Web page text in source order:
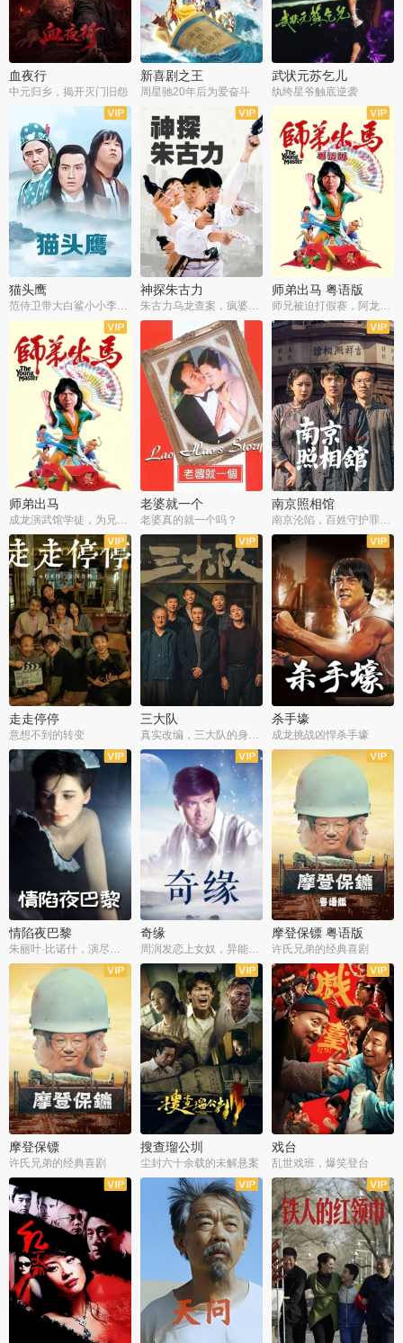
血夜行
中元归乡，揭开灭门旧怨
新喜剧之王
周星驰20年后为爱奋斗
武状元苏乞儿
纨绔星爷触底逆袭
猫头鹰
范侍卫带大白鲨小小李破案寻妃
神探朱古力
朱古力乌龙查案，疯婆子神助攻
师弟出马 粤语版
师兄被迫打假赛，阿龙追查斗黑帮
师弟出马
成龙演武馆学徒，为兄搏命战黑道
老婆就一个
老婆真的就一个吗？
南京照相馆
南京沦陷，百姓守护罪证底片
走走停停
意想不到的转变
三大队 杀手壕
成龙挑战凶悍杀手壕
情陷夜巴黎
朱丽叶·比诺什，演尽失爱之痛
奇缘
周润发恋上女奴，异能护体战邪派
摩登保镖 粤语版
许氏兄弟的经典喜剧
摩登保镖
许氏兄弟的经典喜剧
搜查瑠公圳
尘封六十余载的未解悬案
戏台
乱世戏班，爆笑登台